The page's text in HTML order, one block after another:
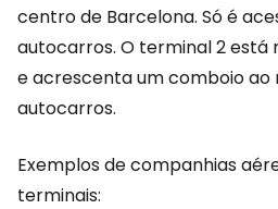
centro de Barcelona. Só é
autocarros. O terminal 2
e acrescenta um comboio ao
autocarros.
Exemplos de companhias
terminais: